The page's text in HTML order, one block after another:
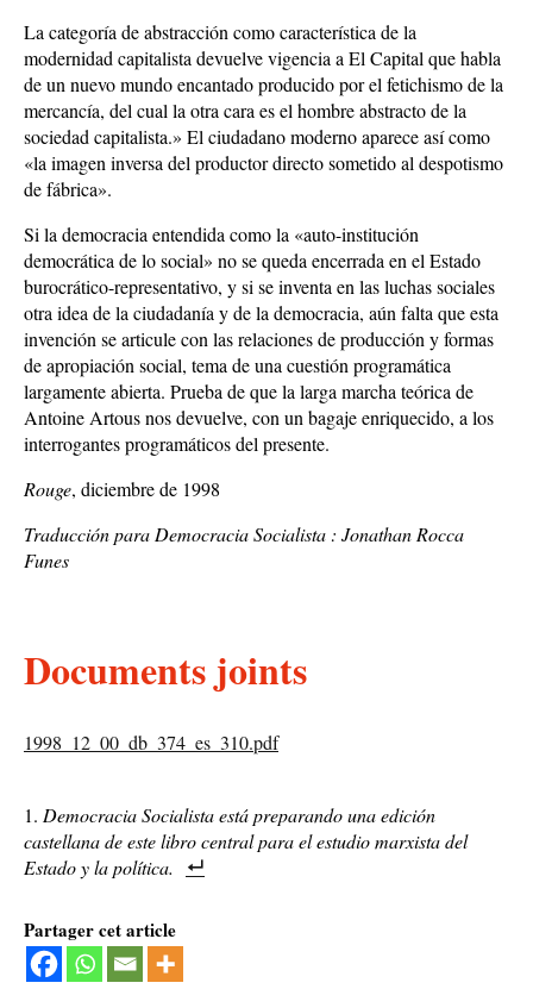
La categoría de abstracción como característica de la
modernidad capitalista devuelve vigencia a El Capital que habla
de un nuevo mundo encantado producido por el fetichismo de la
mercancía, del cual la otra cara es el hombre abstracto de la
sociedad capitalista.» El ciudadano moderno aparece así como
«la imagen inversa del productor directo sometido al despotismo
de fábrica».
Si la democracia entendida como la «auto-institución
democrática de lo social» no se queda encerrada en el Estado
burocrático-representativo, y si se inventa en las luchas sociales
otra idea de la ciudadanía y de la democracia, aún falta que esta
invención se articule con las relaciones de producción y formas
de apropiación social, tema de una cuestión programática
largamente abierta. Prueba de que la larga marcha teórica de
Antoine Artous nos devuelve, con un bagaje enriquecido, a los
interrogantes programáticos del presente.
Rouge, diciembre de 1998
Traducción para Democracia Socialista : Jonathan Rocca
Funes
Documents joints
1998_12_00_db_374_es_310.pdf
Democracia Socialista está preparando una edición
castellana de este libro central para el estudio marxista del
Estado y la política.
Partager cet article